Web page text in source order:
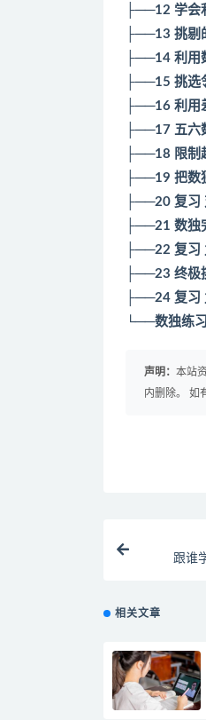
├──12 学会
├──13 挑剔
├──14 利用
├──15 挑选
├──16 利用
├──17 五六
├──18 限制
├──19 把数
├──20 复习
├──21 数独
├──22 复习
├──23 终极
├──24 复习
└──数独练
声明： 本站
内删除。 如
跟谁
相关文章